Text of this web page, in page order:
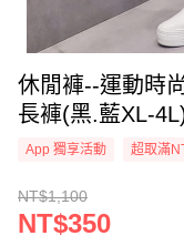
休閒褲--運動時
長褲(黑.藍XL-
App 獨享活動 超取滿
NT$1,100
NT$350